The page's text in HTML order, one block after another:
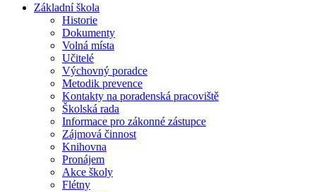
Základní škola
Historie
Dokumenty
Volná místa
Učitelé
Výchovný poradce
Metodik prevence
Kontakty na poradenská pracoviště
Školská rada
Informace pro zákonné zástupce
Zájmová činnost
Knihovna
Pronájem
Akce školy
Flétny